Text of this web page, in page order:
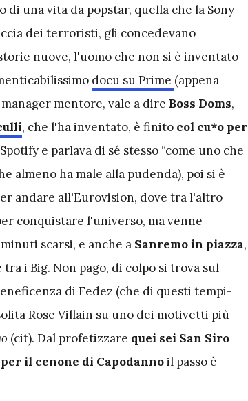
una vita da popstar, quella che la Sony
dei terroristi, gli concedevano
nuove, l'uomo che non si è inventato
docu su Prime (appena
mentore, vale a dire Boss Doms,
, che l'ha inventato, è finito col cu*o per
e parlava di sé stesso “come uno che
almeno ha male alla pudenda), poi si è
andare all'Eurovision, dove tra l'altro
conquistare l'universo, ma venne
scarsi, e anche a Sanremo in piazza,
i Big. Non pago, di colpo si trova sul
di Fedez (che di questi tempi-
Rose Villain su uno dei motivetti più
(cit). Dal profetizzare quei sei San Siro
il cenone di Capodannoil passo è